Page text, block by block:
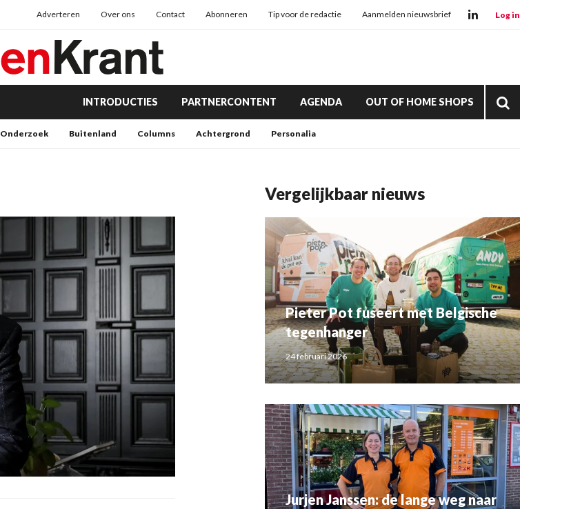
Adverteren Over ons Contact Abonneren Tip voor de redactie Aanmelden nieuwsbrief Log in
INTRODUCTIES PARTNERCONTENT AGENDA OUT OF HOME SHOPS
Onderzoek Buitenland Columns Achtergrond Personalia
Vergelijkbaar nieuws
Pieter Pot fuseert met Belgische
tegenhanger
24 februari 2026
Jurjen Janssen: de lange weg naar